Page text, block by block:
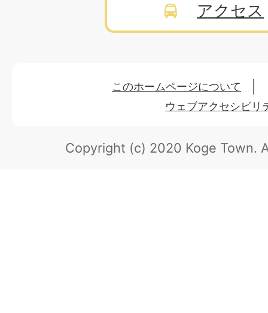
アクセス
このホームページについて
ウェブアクセシビリ
Copyright (c) 2020 Koge Town.